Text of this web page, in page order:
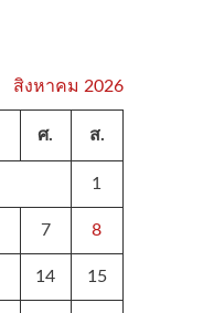
สิงหาคม 2026
ศ. ส.
1
7 8
14 15